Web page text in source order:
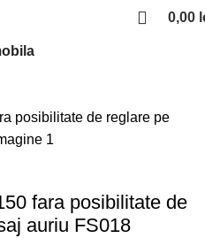
0,00
fara posibilitate de
auriu FS018